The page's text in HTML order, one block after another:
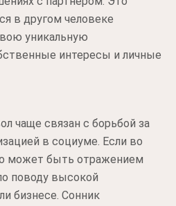
в другом человеке
уникальную
интересы и личные
чаще связан с борьбой за
в социуме. Если во
может быть отражением
поводу высокой
бизнесе. Сонник